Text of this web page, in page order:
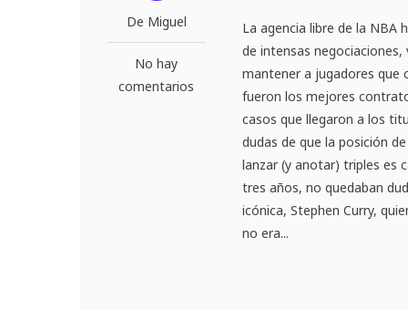
De Miguel
No hay
comentarios
La agencia libre de la NBA
de intensas
mantener a jugadores que
fueron los mejores
casos que llegaron a los
dudas de que la posición
lanzar (y anotar) triples es
tres años, no quedaban
icónica, Stephen Curry,
no era...